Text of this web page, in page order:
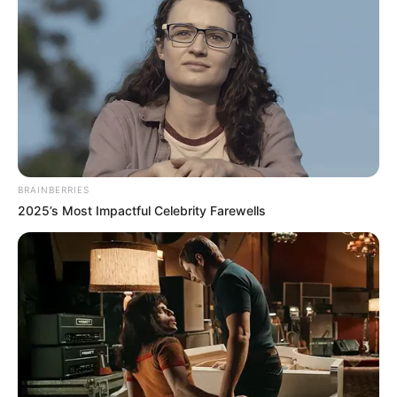
BRAINBERRIES
2025’s Most Impactful Celebrity Farewells